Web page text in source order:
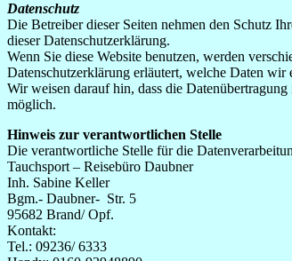
Datenschutz
Die Betreiber dieser Seiten nehmen den Schutz
dieser Datenschutzerklärung.
Wenn Sie diese Website benutzen, werden
Datenschutzerklärung erläutert, welche Daten
Wir weisen darauf hin, dass die
möglich.
Hinweis zur verantwortlichen Stelle
Die verantwortliche Stelle für die
Tauchsport – Reisebüro Daubner
Inh. Sabine Keller
Bgm.- Daubner- Str. 5
95682 Brand/ Opf.
Kontakt:
Tel.: 09236/ 6333